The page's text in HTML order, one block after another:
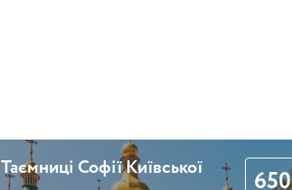
Таємниці Софії Київської
650